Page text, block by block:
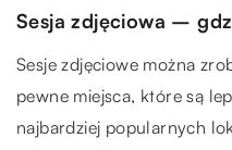
Sesja zdjęciowa –
Sesje zdjęciowe można
pewne miejsca, które są
najbardziej popularnych